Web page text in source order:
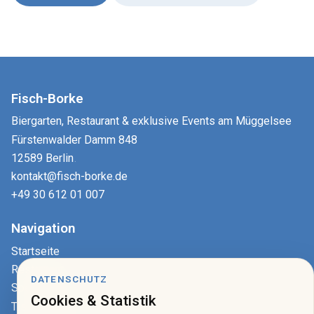
Fisch-Borke
Biergarten, Restaurant & exklusive Events am Müggelsee
Fürstenwalder Damm 848
12589 Berlin
kontakt@fisch-borke.de
+49 30 612 01 007
Navigation
Startseite
Restaurant
Speisekarte
Tisch reservieren
DATENSCHUTZ
Cookies & Statistik